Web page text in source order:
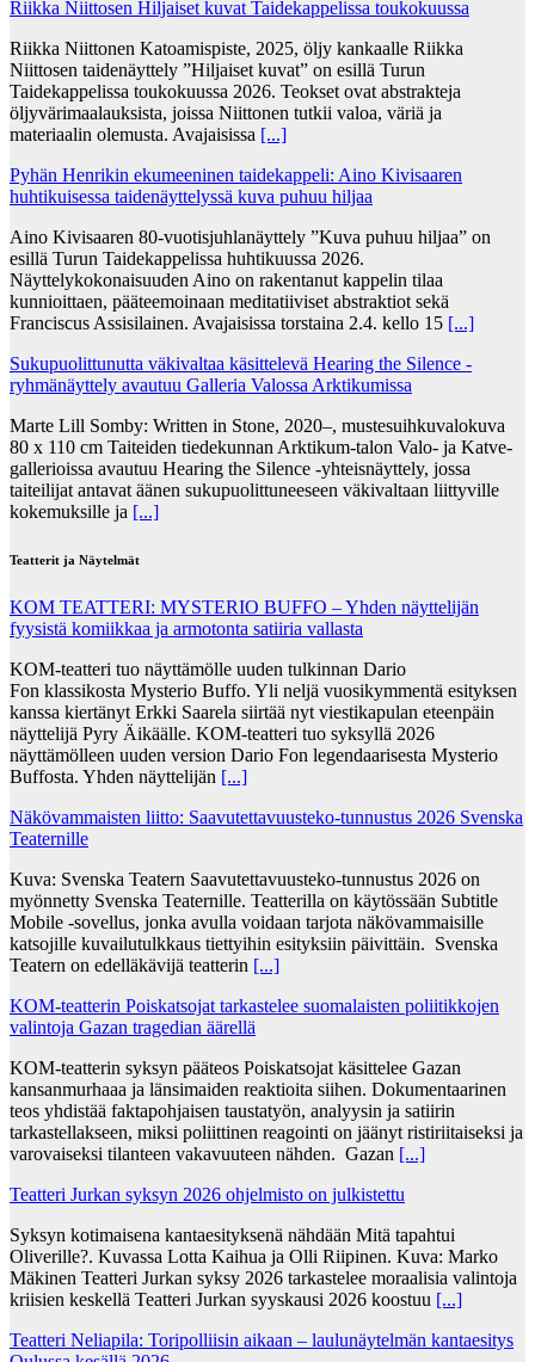
Riikka Niittosen Hiljaiset kuvat Taidekappelissa toukokuussa
Riikka Niittonen Katoamispiste, 2025, öljy kankaalle Riikka
Niittosen taidenäyttely ”Hiljaiset kuvat” on esillä Turun
Taidekappelissa toukokuussa 2026. Teokset ovat abstrakteja
öljyvärimaalauksista, joissa Niittonen tutkii valoa, väriä ja
materiaalin olemusta. Avajaisissa [...]
Pyhän Henrikin ekumeeninen taidekappeli: Aino Kivisaaren
huhtikuisessa taidenäyttelyssä kuva puhuu hiljaa
Aino Kivisaaren 80-vuotisjuhlanäyttely ”Kuva puhuu hiljaa” on
esillä Turun Taidekappelissa huhtikuussa 2026.
Näyttelykokonaisuuden Aino on rakentanut kappelin tilaa
kunnioittaen, pääteemoinaan meditatiiviset abstraktiot sekä
Franciscus Assisilainen. Avajaisissa torstaina 2.4. kello 15 [...]
Sukupuolittunutta väkivaltaa käsittelevä Hearing the Silence -
ryhmänäyttely avautuu Galleria Valossa Arktikumissa
Marte Lill Somby: Written in Stone, 2020–, mustesuihkuvalokuva
80 x 110 cm Taiteiden tiedekunnan Arktikum-talon Valo- ja Katve-
gallerioissa avautuu Hearing the Silence -yhteisnäyttely, jossa
taiteilijat antavat äänen sukupuolittuneeseen väkivaltaan liittyville
kokemuksille ja [...]
Teatterit ja Näytelmät
KOM TEATTERI: MYSTERIO BUFFO – Yhden näyttelijän
fyysistä komiikkaa ja armotonta satiiria vallasta
KOM-teatteri tuo näyttämölle uuden tulkinnan Dario
Fon klassikosta Mysterio Buffo. Yli neljä vuosikymmentä esityksen
kanssa kiertänyt Erkki Saarela siirtää nyt viestikapulan eteenpäin
näyttelijä Pyry Äikäälle. KOM-teatteri tuo syksyllä 2026
näyttämölleen uuden version Dario Fon legendaarisesta Mysterio
Buffosta. Yhden näyttelijän [...]
Näkövammaisten liitto: Saavutettavuusteko-tunnustus 2026 Svenska
Teaternille
Kuva: Svenska Teatern Saavutettavuusteko-tunnustus 2026 on
myönnetty Svenska Teaternille. Teatterilla on käytössään Subtitle
Mobile -sovellus, jonka avulla voidaan tarjota näkövammaisille
katsojille kuvailutulkkaus tiettyihin esityksiin päivittäin. Svenska
Teatern on edelläkävijä teatterin [...]
KOM-teatterin Poiskatsojat tarkastelee suomalaisten poliitikkojen
valintoja Gazan tragedian äärellä
KOM-teatterin syksyn pääteos Poiskatsojat käsittelee Gazan
kansanmurhaaa ja länsimaiden reaktioita siihen. Dokumentaarinen
teos yhdistää faktapohjaisen taustatyön, analyysin ja satiirin
tarkastellakseen, miksi poliittinen reagointi on jäänyt ristiriitaiseksi ja
varovaiseksi tilanteen vakavuuteen nähden. Gazan [...]
Teatteri Jurkan syksyn 2026 ohjelmisto on julkistettu
Syksyn kotimaisena kantaesityksenä nähdään Mitä tapahtui
Oliverille?. Kuvassa Lotta Kaihua ja Olli Riipinen. Kuva: Marko
Mäkinen Teatteri Jurkan syksy 2026 tarkastelee moraalisia valintoja
kriisien keskellä Teatteri Jurkan syyskausi 2026 koostuu [...]
Teatteri Neliapila: Toripolliisin aikaan – laulunäytelmän kantaesitys